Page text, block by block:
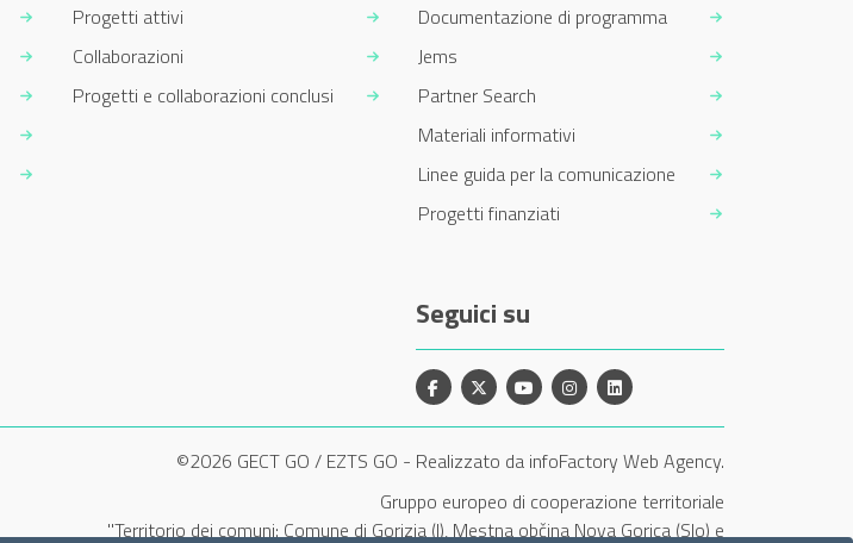
Progetti attivi
Collaborazioni
Progetti e collaborazioni conclusi
Documentazione di programma
Jems
Partner Search
Materiali informativi
Linee guida per la comunicazione
Progetti finanziati
Seguici su
Facebook
X YouTubeInstagramLinkedin
©2026 GECT GO / EZTS GO - Realizzato da infoFactory Web Agency.
Gruppo europeo di cooperazione territoriale
"Territorio dei comuni: Comune di Gorizia (I), Mestna občina Nova Gorica (Slo) e